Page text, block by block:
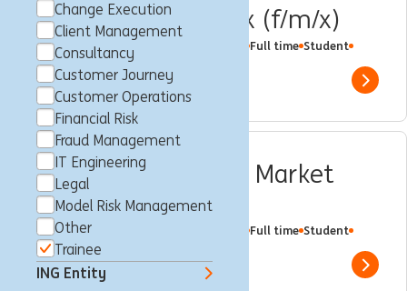
Change Execution
Client Management
Consultancy
Customer Journey
Customer Operations
Financial Risk
Fraud Management
IT Engineering
Legal
Model Risk Management
Other
Trainee
ING Entity
Intern Expertise Tax (f/m/x)
Frankfurt nad Menem, Niemcy Full time Student
ING Bank
Show
Praktikant Financial Market
Sales (w/m/d)
Frankfurt nad Menem, Niemcy Full time Student
ING Bank
Show